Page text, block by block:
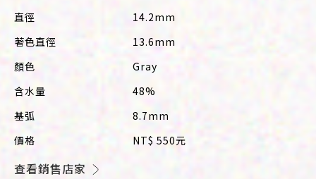
直徑
14.2mm
著色直徑
13.6mm
顏色
Gray
含水量
48%
基弧
8.7mm
價格
NT$ 550元
查看銷售店家